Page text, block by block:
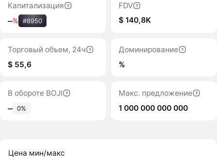
Капитализация
‒% #8950
FDV
$ 140,8K
Торговый объем, 24ч
$ 55,6
Доминирование
%
В обороте BOJI
‒ 0%
Макс. предложение
1 000 000 000 000
Цена мин/макс